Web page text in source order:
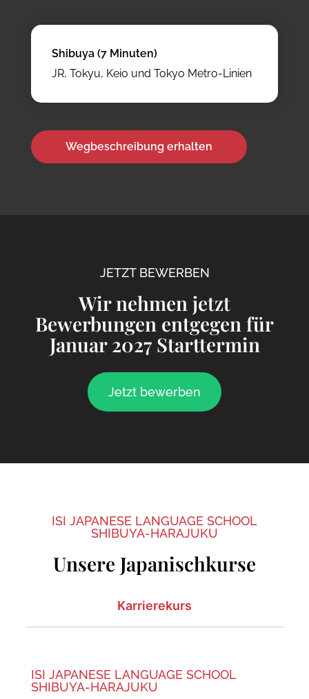
Shibuya (7 Minuten)
JR, Tokyu, Keio und Tokyo Metro-Linien
Wegbeschreibung erhalten
JETZT BEWERBEN
Wir nehmen jetzt
Bewerbungen entgegen für
Januar 2027 Starttermin
Jetzt bewerben
ISI JAPANESE LANGUAGE SCHOOL
SHIBUYA-HARAJUKU
Unsere Japanischkurse
Karrierekurs
ISI JAPANESE LANGUAGE SCHOOL
SHIBUYA-HARAJUKU